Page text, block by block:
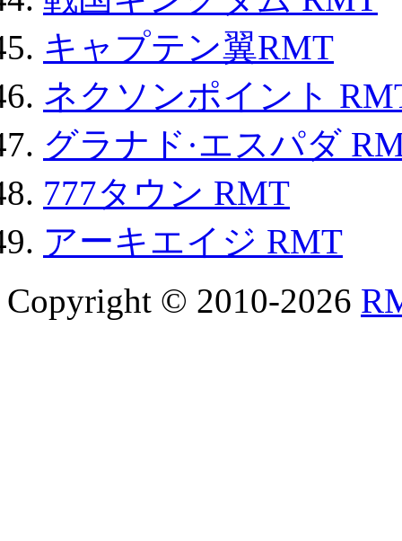
キャプテン翼RMT
ネクソンポイント
グラナド·エスパダ
777タウン RMT
アーキエイジ RMT
Copyright © 2010-2026